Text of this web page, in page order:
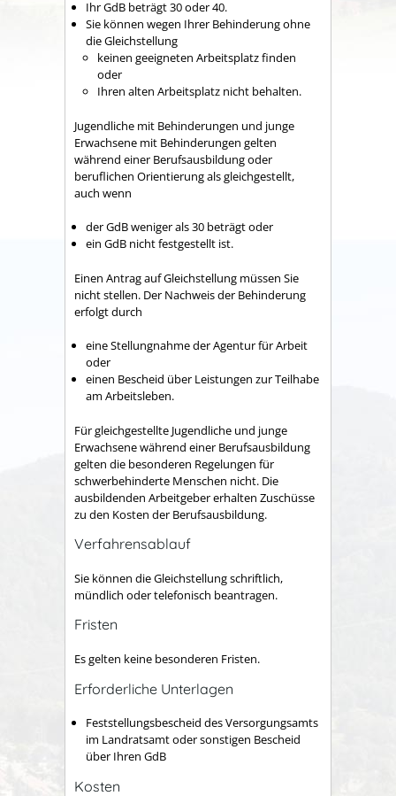
Ihr GdB beträgt 30 oder 40.
Sie können wegen Ihrer Behinderung ohne
die Gleichstellung
keinen geeigneten Arbeitsplatz finden
oder
Ihren alten Arbeitsplatz nicht behalten.
Jugendliche mit Behinderungen und junge
Erwachsene mit Behinderungen gelten
während einer Berufsausbildung oder
beruflichen Orientierung als gleichgestellt,
auch wenn
der GdB weniger als 30 beträgt oder
ein GdB nicht festgestellt ist.
Einen Antrag auf Gleichstellung müssen Sie
nicht stellen. Der Nachweis der Behinderung
erfolgt durch
eine Stellungnahme der Agentur für Arbeit
oder
einen Bescheid über Leistungen zur Teilhabe
am Arbeitsleben.
Für gleichgestellte Jugendliche und junge
Erwachsene während einer Berufsausbildung
gelten die besonderen Regelungen für
schwerbehinderte Menschen nicht. Die
ausbildenden Arbeitgeber erhalten Zuschüsse
zu den Kosten der Berufsausbildung.
Verfahrensablauf
Sie können die Gleichstellung schriftlich,
mündlich oder telefonisch beantragen.
Fristen
Es gelten keine besonderen Fristen.
Erforderliche Unterlagen
Feststellungsbescheid des Versorgungsamts
im Landratsamt oder sonstigen Bescheid
über Ihren GdB
Kosten